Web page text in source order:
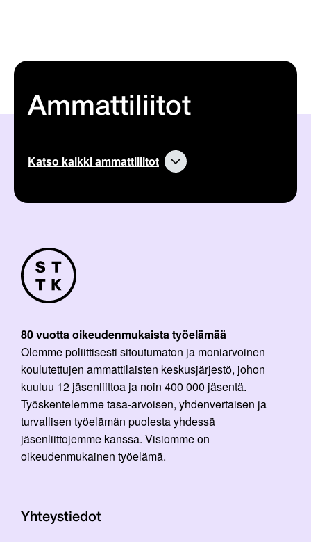
Ammattiliitot
Katso kaikki ammattiliitot
80 vuotta oikeudenmukaista työelämää
Olemme poliittisesti sitoutumaton ja moniarvoinen
koulutettujen ammattilaisten keskusjärjestö, johon
kuuluu 12 jäsenliittoa ja noin 400 000 jäsentä.
Työskentelemme tasa-arvoisen, yhdenvertaisen ja
turvallisen työelämän puolesta yhdessä
jäsenliittojemme kanssa. Visiomme on
oikeudenmukainen työelämä.
Yhteystiedot